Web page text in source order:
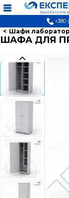
+380
Шафи
ШАФА ДЛЯ